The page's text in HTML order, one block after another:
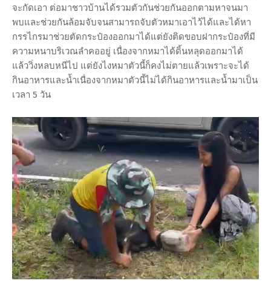
จะกัดเอา ต่อมาชาวบ้านได้รวมตัวกันช่วยกันออกตามหาจนมา
พบและช่วยกันล้อมจับจนสามารถจับตัวหมาเอาไว้ได้และได้หา
กรรไกรมาช่วยตัดกระป๋องออกมาได้แต่ยังติดขอบฝากระป๋องที่มี
ความหนาบริเวณลำคออยู่ เนื่องจากหมาได้ดิ้นหลุดออกมาได้
แล้ววิ่งหลบหนีไป แต่ยังไงหมาตัวนี้ก็คงไม่ตายแล้วเพราะจะได้
กินอาหารและน้ำเนื่องจากหมาตัวนี้ไม่ได้กินอาหารและน้ำมาเป็น
เวลา 5 วัน